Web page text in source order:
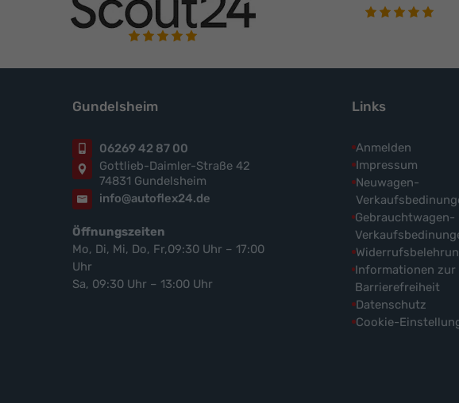
Gundelsheim
06269 42 87 00
Gottlieb-Daimler-Straße 42
74831 Gundelsheim
info@autoflex24.de
Öffnungszeiten
Mo, Di, Mi, Do, Fr,09:30 Uhr – 17:00
Uhr
Sa, 09:30 Uhr – 13:00 Uhr
Links
Anmelden
Impressum
Neuwagen-
Gebrauchtwagen-
Informationen zur
Barrierefreiheit
Datenschutz
Cookie-